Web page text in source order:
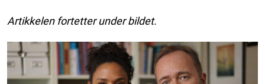
Artikkelen fortetter under bildet.